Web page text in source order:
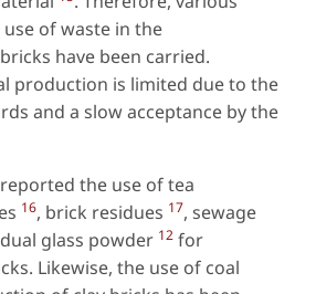
of waste in the
have been carried.
production is limited due to the
and a slow acceptance by the
the use of tea
16, brick residues 17, sewage
glass powder 12 for
Likewise, the use of coal